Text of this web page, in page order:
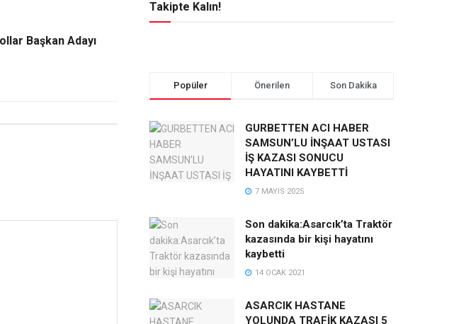
Başkan Adayı
Takipte Kalın!
Popüler Önerilen Son Dakika
GURBETTEN ACI HABER
SAMSUN’LU İNŞAAT USTASI
İŞ KAZASI SONUCU
HAYATINI KAYBETTİ
7 MAYIS 2025
Son dakika:Asarcık’ta Traktör
kazasında bir kişi hayatını
kaybetti
14 OCAK 2021
ASARCIK HASTANE
YOLUNDA TRAFİK KAZASI 5